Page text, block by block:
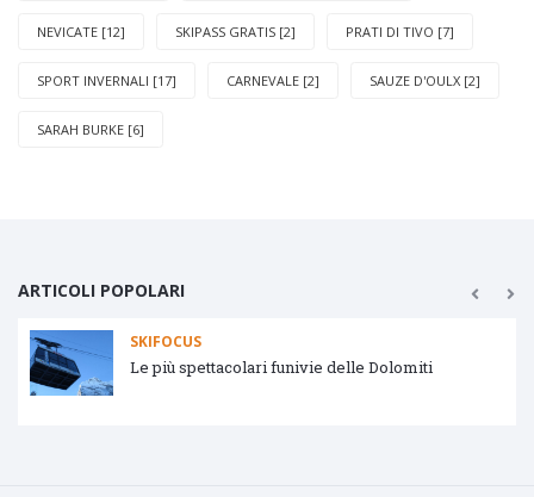
NEVICATE [12] SKIPASS GRATIS [2] PRATI DI TIVO [7]
SPORT INVERNALI [17] CARNEVALE [2] SAUZE D'OULX [2]
SARAH BURKE [6]
ARTICOLI POPOLARI
SKIFOCUS
Le più spettacolari funivie delle Dolomiti